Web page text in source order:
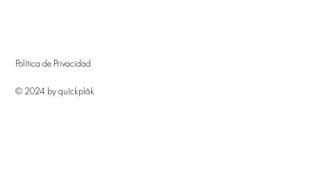
Política de Privacidad
© 2024 by quîckplâk